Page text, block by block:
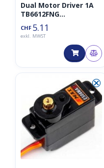
Dual Motor Driver 1A
TB6612FNG
Motorentreiber
CHF 5.11
exkl. MWST
⮿